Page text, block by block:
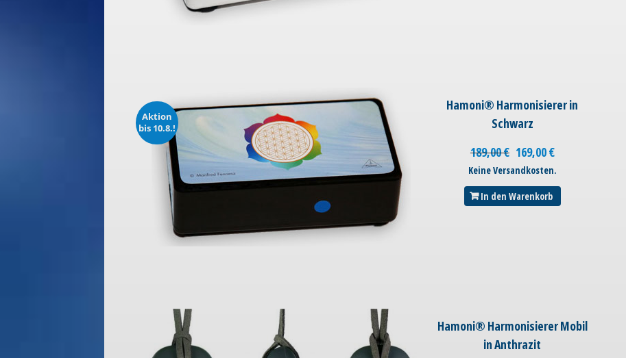
Aktion
bis 10.8.!
Hamoni® Harmonisierer in
Schwarz
189,00€ 169,00€
Keine Versandkosten.
In den Warenkorb
Hamoni® Harmonisierer Mobil
in Anthrazit